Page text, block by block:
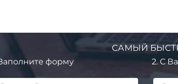
САМЫЙ
форму 2.С